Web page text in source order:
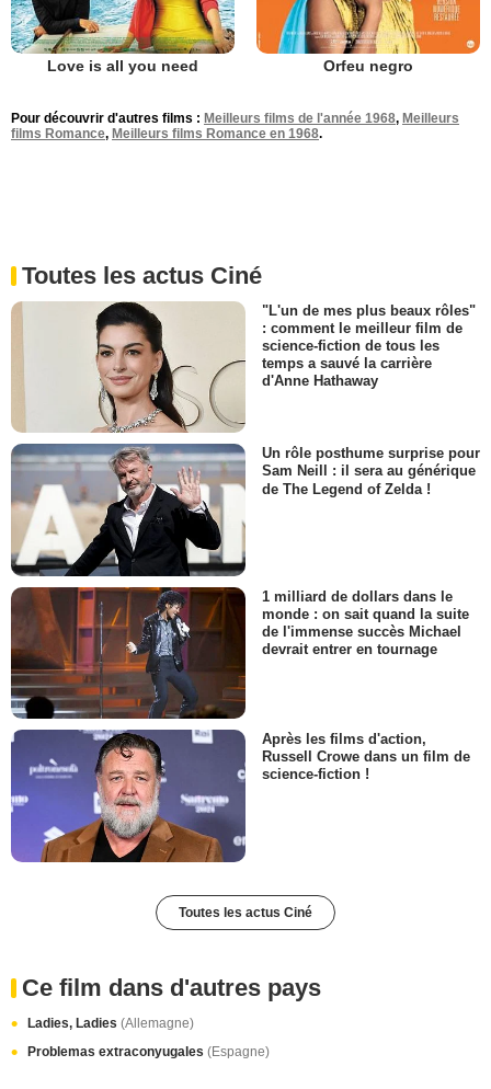
Love is all you need Orfeu negro
Pour découvrir d'autres films : Meilleurs films de l'année 1968, Meilleurs
films Romance, Meilleurs films Romance en 1968.
Toutes les actus Ciné
"L'un de mes plus beaux rôles"
: comment le meilleur film de
science-fiction de tous les
temps a sauvé la carrière
d'Anne Hathaway
Un rôle posthume surprise pour
Sam Neill : il sera au générique
de The Legend of Zelda !
1 milliard de dollars dans le
monde : on sait quand la suite
de l'immense succès Michael
devrait entrer en tournage
Après les films d'action,
Russell Crowe dans un film de
science-fiction !
Toutes les actus Ciné
Ce film dans d'autres pays
Ladies, Ladies (Allemagne)
Problemas extraconyugales (Espagne)